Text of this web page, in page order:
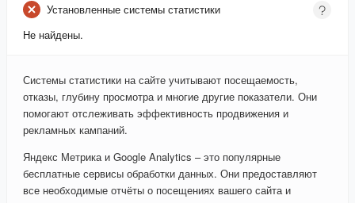
Установленные системы статистики
Не найдены.
Системы статистики на сайте учитывают посещаемость,
отказы, глубину просмотра и многие другие показатели. Они
помогают отслеживать эффективность продвижения и
рекламных кампаний.
Яндекс Метрика и Google Analytics – это популярные
бесплатные сервисы обработки данных. Они предоставляют
все необходимые отчёты о посещениях вашего сайта и